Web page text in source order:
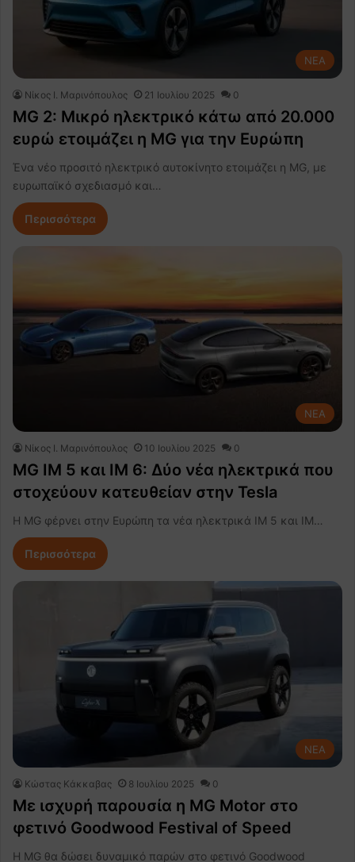
NEA
Nίκος Ι. Mαρινόπουλος 21 Ιουλίου 2025 0
MG 2: Μικρό ηλεκτρικό κάτω από 20.000
ευρώ ετοιμάζει η MG για την Ευρώπη
Ένα νέο προσιτό ηλεκτρικό αυτοκίνητο ετοιμάζει η MG, με
ευρωπαϊκό σχεδιασμό και…
Περισσότερα
NEA
Nίκος Ι. Mαρινόπουλος 10 Ιουλίου 2025 0
MG IM 5 και IM 6: Δύο νέα ηλεκτρικά που
στοχεύουν κατευθείαν στην Tesla
Η MG φέρνει στην Ευρώπη τα νέα ηλεκτρικά IM 5 και IM…
Περισσότερα
NEA
Κώστας Κάκκαβας 8 Ιουλίου 2025 0
Με ισχυρή παρουσία η MG Motor στο
φετινό Goodwood Festival of Speed
Η MG θα δώσει δυναμικό παρών στο φετινό Goodwood